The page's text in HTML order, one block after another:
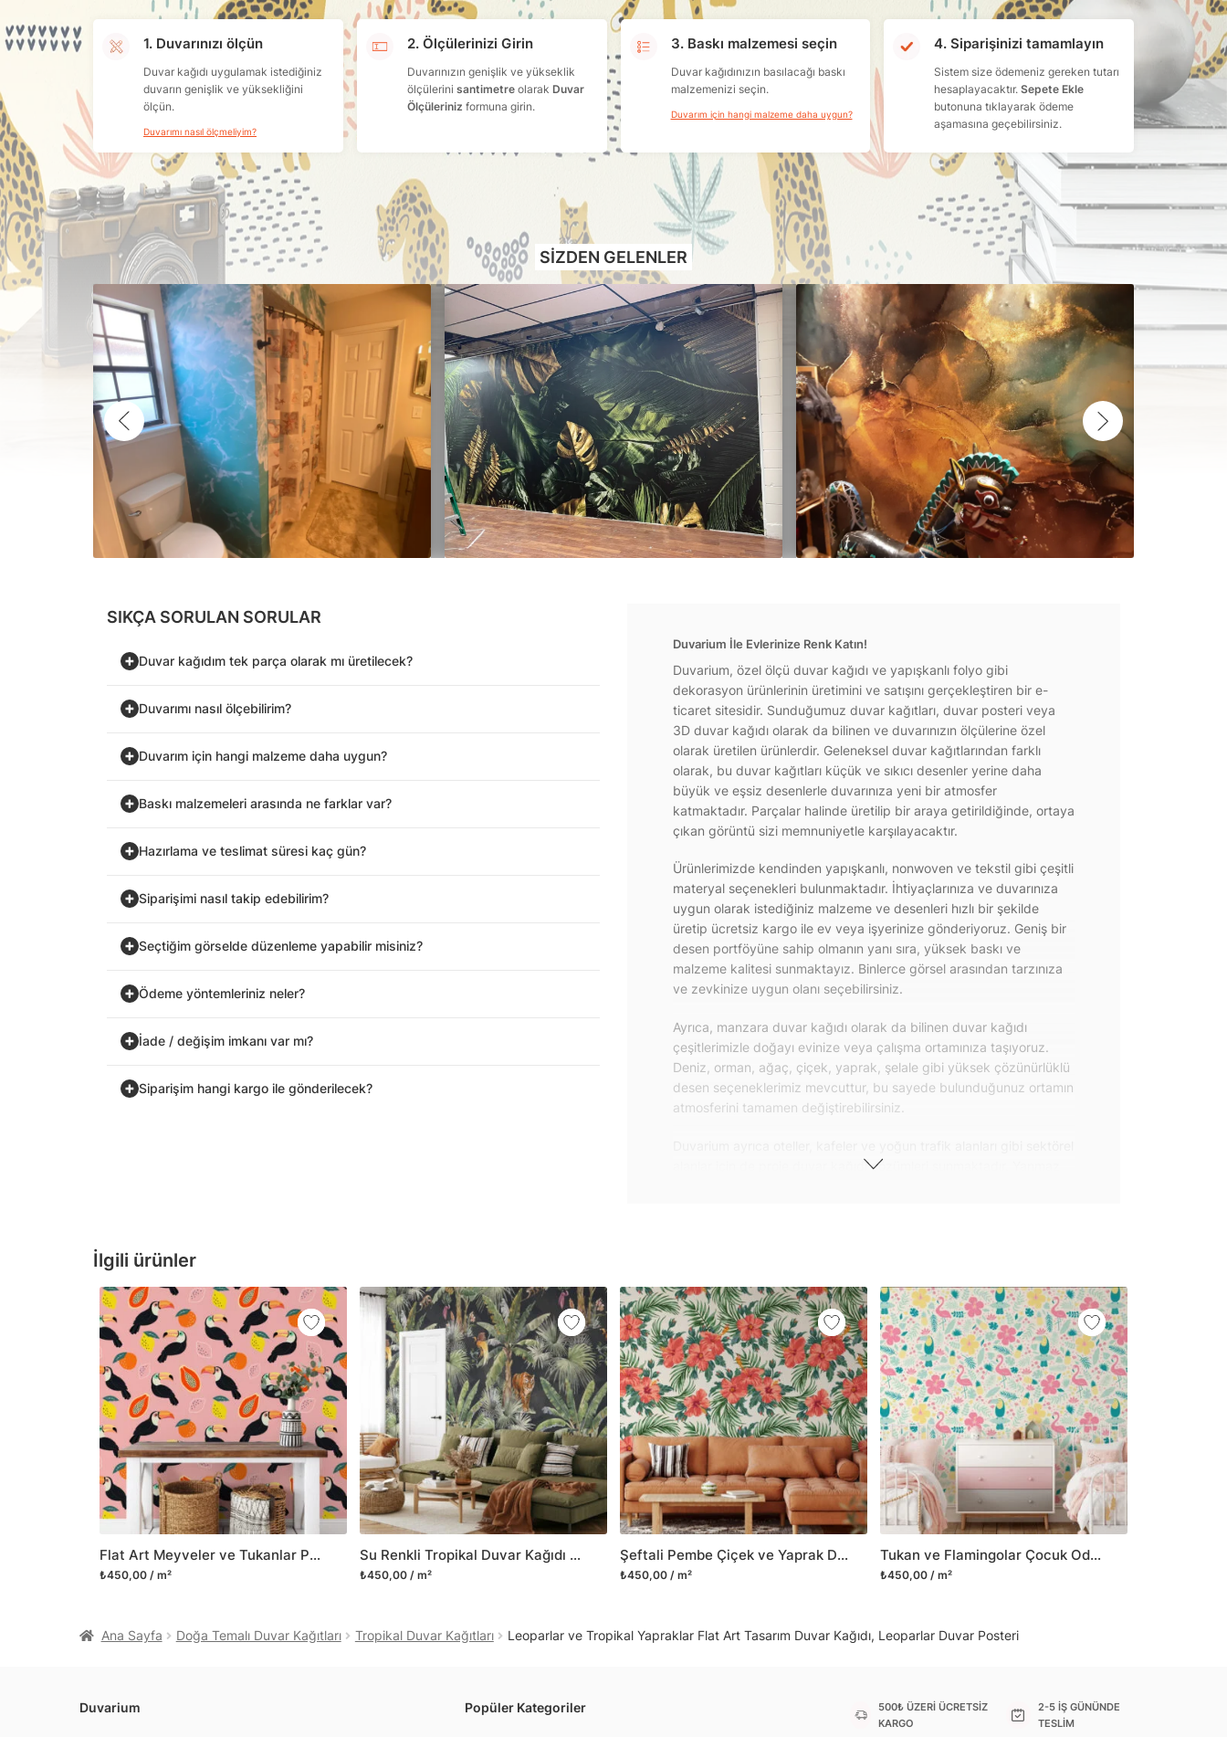
1. Duvarınızı ölçün
Duvar kağıdı uygulamak istediğiniz
duvarın genişlik ve yüksekliğini
ölçün.
Duvarımı nasıl ölçmeliyim?
2. Ölçülerinizi Girin
Duvarınızın genişlik ve yükseklik
ölçülerini santimetreolarak Duvar
Ölçüleriniz formuna girin.
3. Baskı malzemesi seçin
Duvar kağıdınızın basılacağı baskı
malzemenizi seçin.
Duvarım için hangi malzeme daha uygun?
4. Siparişinizi tamamlayın
Sistem size ödemeniz gereken tutarı
hesaplayacaktır.Sepete Ekle
butonuna tıklayarak ödeme
aşamasına geçebilirsiniz.
İlgili ürünler
Flat Art Meyveler ve Tukanlar Pembe Zemin Duvar Kağıdı, Canlı Pembe Çocuk Odası Duvar Posteri
₺450,00 / m²
Su Renkli Tropikal Duvar Kağıdı Egzotik Hayvanlar ve Koyu Zemin, Yoğun Koyu Orman Duvar Posteri
₺450,00 / m²
Şeftali Pembe Çiçek ve Yaprak Desenli Duvar Kağıdı Tasarımı, Yemyeşil Tropik Duvar Posteri
₺450,00 / m²
Tukan ve Flamingolar Çocuk Odası Duvar Kağıdı, Çiçekli Hayvan Motifli 3D Duvar Posteri
₺450,00 / m²
SIZDEN GELENLER
SIKÇA SORULAN SORULAR
Duvar kağıdım tek parça olarak mı üretilecek?
Duvarımı nasıl ölçebilirim?
Duvarım için hangi malzeme daha uygun?
Baskı malzemeleri arasında ne farklar var?
Hazırlama ve teslimat süresi kaç gün?
Siparişimi nasıl takip edebilirim?
Seçtiğim görselde düzenleme yapabilir misiniz?
Ödeme yöntemleriniz neler?
İade / değişim imkanı var mı?
Siparişim hangi kargo ile gönderilecek?
Duvarium İle Evlerinize Renk Katın!
Duvarium, özel ölçü duvar kağıdı ve yapışkanlı folyo gibi
dekorasyon ürünlerinin üretimini ve satışını gerçekleştiren bir e-
ticaret sitesidir. Sunduğumuz duvar kağıtları, duvar posteri veya
3D duvar kağıdı olarak da bilinen ve duvarınızın ölçülerine özel
olarak üretilen ürünlerdir. Geleneksel duvar kağıtlarından farklı
olarak, bu duvar kağıtları küçük ve sıkıcı desenler yerine daha
büyük ve eşsiz desenlerle duvarınıza yeni bir atmosfer
katmaktadır. Parçalar halinde üretilip bir araya getirildiğinde, ortaya
çıkan görüntü sizi memnuniyetle karşılayacaktır.
Ürünlerimizde kendinden yapışkanlı, nonwoven ve tekstil gibi çeşitli
materyal seçenekleri bulunmaktadır. İhtiyaçlarınıza ve duvarınıza
uygun olarak istediğiniz malzeme ve desenleri hızlı bir şekilde
üretip ücretsiz kargo ile ev veya işyerinize gönderiyoruz. Geniş bir
desen portföyüne sahip olmanın yanı sıra, yüksek baskı ve
malzeme kalitesi sunmaktayız. Binlerce görsel arasından tarzınıza
ve zevkinize uygun olanı seçebilirsiniz.
Ayrıca, manzara duvar kağıdı olarak da bilinen duvar kağıdı
çeşitlerimizle doğayı evinize veya çalışma ortamınıza taşıyoruz.
Deniz, orman, ağaç, çiçek, yaprak, şelale gibi yüksek çözünürlüklü
desen seçeneklerimiz mevcuttur, bu sayede bulunduğunuz ortamın
atmosferini tamamen değiştirebilirsiniz.
alanlar için de proje duvar kağıdı çözümleri sunmaktadır. Yanmaz
yapışkanlı folyolarımız da geniş kullanım amacına sahiptir. Bu
folyolar sayesinde masa, çekmece, dolap kapakları gibi
mobilyalarınıza ilk günkü gibi yeni bir görünüm kazandırabilirsiniz.
Yüzeyi düz olan cam dahil her türlü yüzeye yapışabilen ve suya
dayanıklı yapışkanlı folyo modellerimizi ilgili kategoride
bulabilirsiniz.
Duvarium, yalnızca bu ürünlerle sınırlı kalmayıp aynı zamanda
kanvas tablo gibi çeşitli duvar dekorasyon ürünlerinin de üretimini
ve satışını yapmaktadır. Duvar tasarımının önemini biliyor ve evin en
kritik dekorasyon alanı olduğunu kabul ediyoruz. Bu nedenle ürün
yelpazemizi sürekli genişletiyor ve trendlere ayak uydurmanın yanı
sıra yeni trendlerin oluşumunda da öncü rol üstleniyoruz.
Herhangi bir soru ya da sorununuz olursa bizimle iletişime
geçebilirsiniz.
Ana Sayfa Doğa Temalı Duvar Kağıtları Tropikal Duvar Kağıtları Leoparlar ve Tropikal Yapraklar Flat Art Tasarım Duvar Kağıdı, Leoparlar Duvar Posteri
Duvarium Popüler Kategoriler
500₺ ÜZERİ ÜCRETSİZ
KARGO
2-5 İŞ GÜNÜNDE
TESLİM